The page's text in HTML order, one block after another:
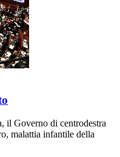
il Governo di centrodestra
malattia infantile della